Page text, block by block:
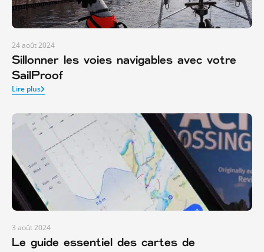
24 août 2024
Sillonner les voies navigables avec votre
SailProof
Lire plus
3 août 2024
Le guide essentiel des cartes de